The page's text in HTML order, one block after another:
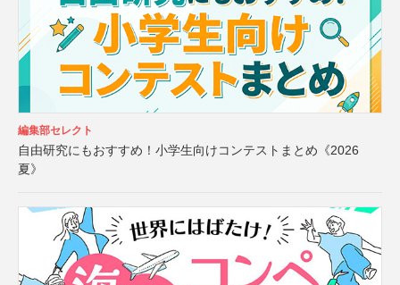
編集部セレクト
自由研究にもおすすめ！小学生向けコンテストまとめ《2026
夏》